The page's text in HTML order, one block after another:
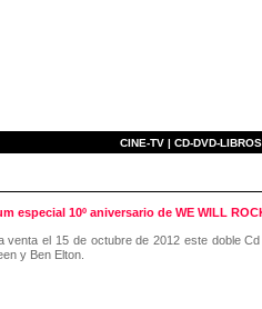
CINE-TV | CD-DVD-
especial 10º aniversario de WE WILL
venta el 15 de octubre de 2012 este doble
y Ben Elton.